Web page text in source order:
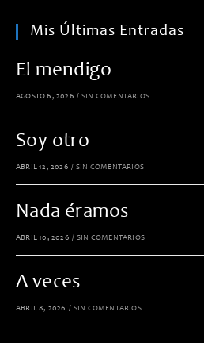
Mis Últimas Entradas
El mendigo
AGOSTO 6, 2026 / SIN COMENTARIOS
Soy otro
ABRIL 12, 2026 / SIN COMENTARIOS
Nada éramos
ABRIL 10, 2026 / SIN COMENTARIOS
A veces
ABRIL 8, 2026 / SIN COMENTARIOS